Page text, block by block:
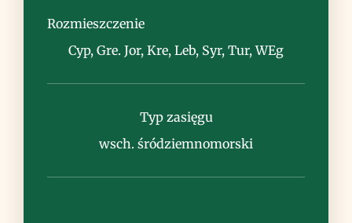
Uwagi
Rozmieszczenie
Cyp, Gre. Jor, Kre, Leb, Syr, Tur, WEg
Typ zasięgu
wsch. śródziemnomorski